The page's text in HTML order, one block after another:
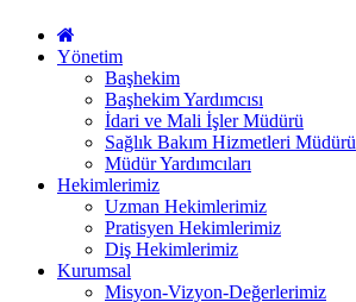
Yönetim
Başhekim
Başhekim Yardımcısı
İdari ve Mali İşler Müdürü
Sağlık Bakım Hizmetleri Müdürü
Müdür Yardımcıları
Hekimlerimiz
Uzman Hekimlerimiz
Pratisyen Hekimlerimiz
Diş Hekimlerimiz
Kurumsal
Misyon-Vizyon-Değerlerimiz